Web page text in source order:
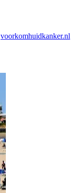
voorkomhuidkanker.nl